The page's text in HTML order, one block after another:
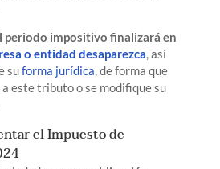
periodo impositivo finalizará en
o entidad desaparezca, así
suforma jurídica, de forma que
este tributo o se modifique su
el Impuesto de